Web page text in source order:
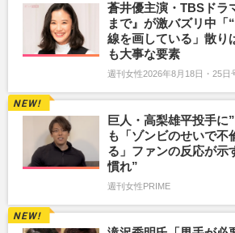
蒼井優主演・TBSドラ
まで』が激バズリ中「
線を画している」散り
も大事な要素
週刊女性2026年8月18日・25日
巨人・高梨雄平投手に
も「ゾンビのせいで不
る」ファンの反応が示
慣れ”
週刊女性PRIME